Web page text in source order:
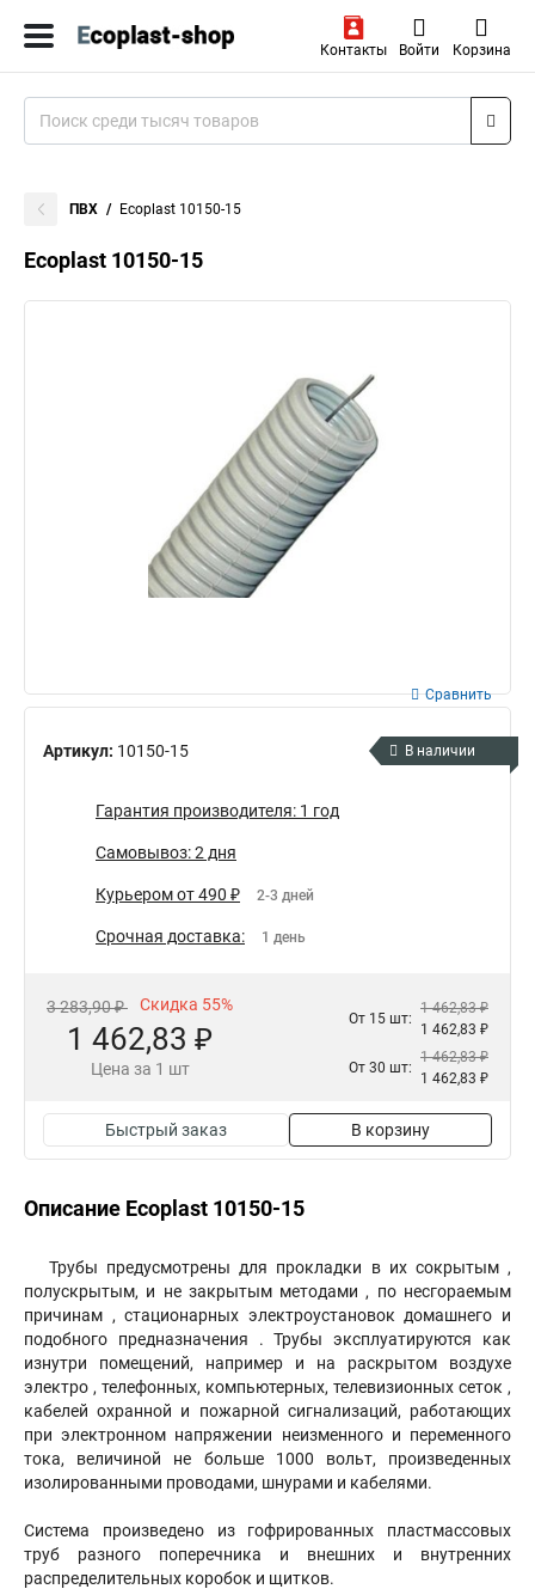
Контакты Войти Корзина
ПВХ Ecoplast 10150-15
Ecoplast 10150-15
Артикул: 10150-15
Сравнить
В наличии
Гарантия производителя: 1 год
Самовывоз: 2 дня
Курьером от 490 ₽ 2-3 дней
Срочная доставка: 1 день
3 283,90 ₽ Скидка 55%
1 462,83 ₽
Цена за 1 шт
От 15 шт:
1 462,83 ₽
1 462,83 ₽
От 30 шт:
1 462,83 ₽
1 462,83 ₽
Быстрый заказ В корзину
Описание Ecoplast 10150-15
Трубы предусмотрены для прокладки в их сокрытым ,
полускрытым, и не закрытым методами , по несгораемым
причинам , стационарных электроустановок домашнего и
подобного предназначения . Трубы эксплуатируются как
изнутри помещений, например и на раскрытом воздухе
электро , телефонных, компьютерных, телевизионных сеток ,
кабелей охранной и пожарной сигнализаций, работающих
при электронном напряжении неизменного и переменного
тока, величиной не больше 1000 вольт, произведенных
изолированными проводами, шнурами и кабелями.
Система произведено из гофрированных пластмассовых
труб разного поперечника и внешних и внутренних
распределительных коробок и щитков.